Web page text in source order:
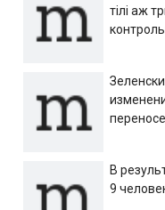
тілі аж
В
9